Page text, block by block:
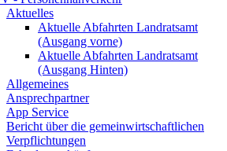
Aktuelles
Aktuelle Abfahrten Landratsamt
(Ausgang vorne)
Aktuelle Abfahrten Landratsamt
(Ausgang Hinten)
Allgemeines
Ansprechpartner
App Service
Bericht über die gemeinwirtschaftlichen
Verpflichtungen